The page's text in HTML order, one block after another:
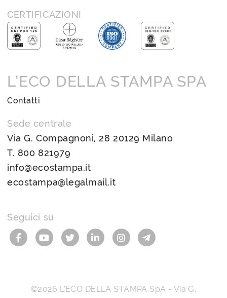
CERTIFICAZIONI
L’ECO DELLA STAMPA SPA
Contatti
Sede centrale
Via G. Compagnoni, 28 20129 Milano
T. 800 821979
info@ecostampa.it
ecostampa@legalmail.it
Seguici su
©2026 L’ECO DELLA STAMPA SpA - Via G.